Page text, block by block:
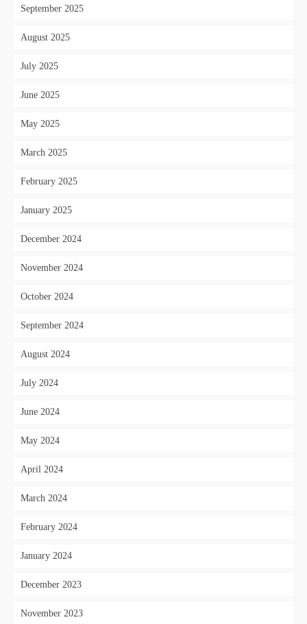
September 2025
August 2025
July 2025
June 2025
May 2025
March 2025
February 2025
January 2025
December 2024
November 2024
October 2024
September 2024
August 2024
July 2024
June 2024
May 2024
April 2024
March 2024
February 2024
January 2024
December 2023
November 2023